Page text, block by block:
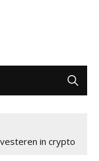
in crypto